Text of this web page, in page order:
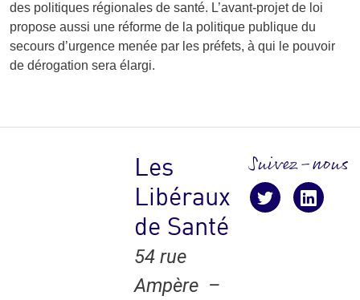
des politiques régionales de santé. L’avant-projet de loi
propose aussi une réforme de la politique publique du
secours d’urgence menée par les préfets, à qui le pouvoir
de dérogation sera élargi.
Les
Libéraux
de Santé
54 rue
Ampère –
Suivez-nous
Suivez-nous !
suivez-